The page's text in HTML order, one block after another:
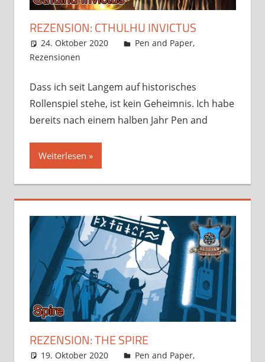
REZENSION: CTHULHU INVICTUS
24. Oktober 2020 Frosty
Pen and Paper,
Rezensionen
Dass ich seit Langem auf historisches
Rollenspiel stehe, ist kein Geheimnis. Ich habe
bereits nach einem halben Jahr Pen and
Weiterlesen
REZENSION: THE SPIRE
19. Oktober 2020 Frosty
Pen and Paper,